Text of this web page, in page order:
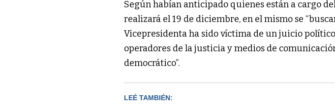
Según habían anticipado quienes están a cargo
realizará el 19 de diciembre, en el mismo se
Vicepresidenta ha sido víctima de un juicio
operadores de la justicia y medios de
democrático”.
LEÉ TAMBIÉN: